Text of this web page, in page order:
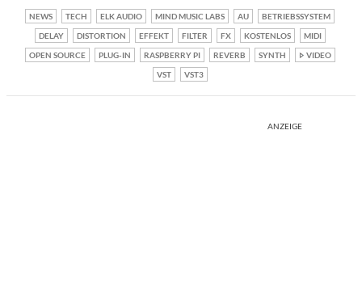
NEWS TECH ELK AUDIO MIND MUSIC LABS AU
BETRIEBSSYSTEM
DELAY
DISTORTION EFFEKT FILTER FX KOSTENLOS
MIDI
OPEN SOURCE
PLUG-IN RASPBERRY PI REVERB SYNTH
VIDEO
VST
VST3
ANZEIGE